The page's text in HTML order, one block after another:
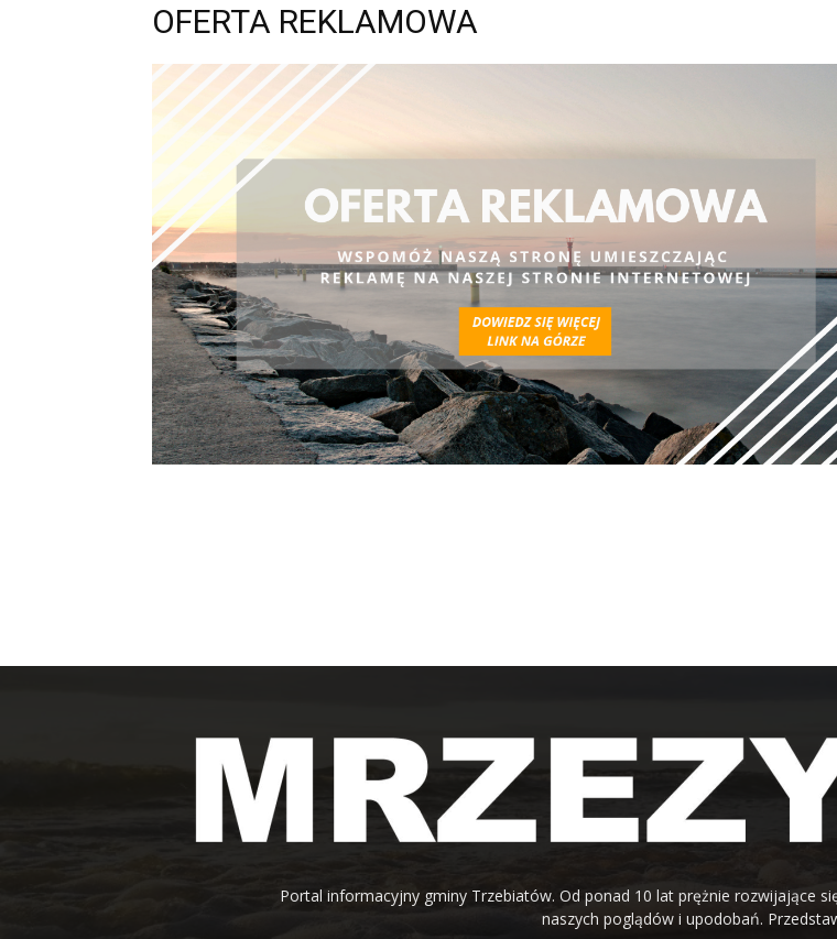
OFERTA REKLAMOWA
Portal informacyjny gminy Trzebiatów. Od ponad 10 lat prężnie rozwijające
naszych poglądów i upodobań.